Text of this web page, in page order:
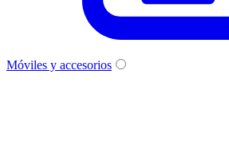
Móviles y accesorios